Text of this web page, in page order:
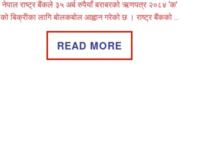
नेपाल राष्ट्र बैंकले ३५ अर्ब रुपैयाँ बराबरको ऋणपत्र २०८४ ‘क’
को बिक्रीका लागि बोलकबोल आह्वान गरेको छ । राष्ट्र बैंकको ...
READ MORE